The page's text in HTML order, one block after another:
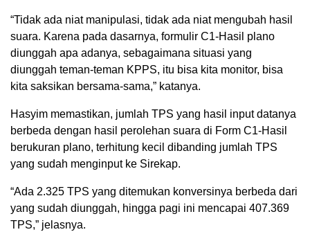
“Tidak ada niat manipulasi, tidak ada niat mengubah hasil
suara. Karena pada dasarnya, formulir C1-Hasil plano
diunggah apa adanya, sebagaimana situasi yang
diunggah teman-teman KPPS, itu bisa kita monitor, bisa
kita saksikan bersama-sama,” katanya.
Hasyim memastikan, jumlah TPS yang hasil input datanya
berbeda dengan hasil perolehan suara di Form C1-Hasil
berukuran plano, terhitung kecil dibanding jumlah TPS
yang sudah menginput ke Sirekap.
“Ada 2.325 TPS yang ditemukan konversinya berbeda dari
yang sudah diunggah, hingga pagi ini mencapai 407.369
TPS,” jelasnya.